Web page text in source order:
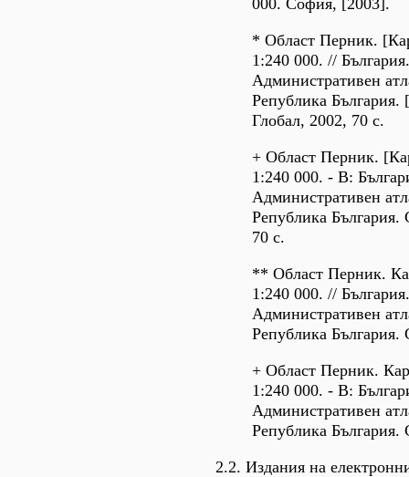
000. София, [2003].
* Област Перник.
1:240 000. // България.
Административен
Република
Глобал, 2002, 70 с.
+ Област Перник.
1:240 000. - В:
Административен
Република
70 с.
** Област Перник.
1:240 000. // България.
Административен
Република
+ Област Перник.
1:240 000. - В:
Административен
Република
2.2. Издания на